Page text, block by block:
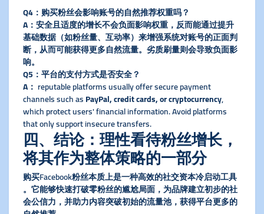
​Q4：购买粉丝会影响账号的自然推荐权重吗？​
​A​ ​：安全且适度的增长不会负面影响权重，反而能通过提升
基础数据（如粉丝量、互动率）来增强系统对账号的正面判
断，从而可能获得更多自然流量。劣质刷量则会导致负面影
响。
​Q5：平台的支付方式是否安全？​
​A​ ​： reputable platforms usually offer secure payment
channels such as ​​PayPal, credit cards, or cryptocurrency​​,
which protect users' financial information. Avoid platforms
that only support insecure transfers.
​四、结论：理性看待粉丝增长，
将其作为整体策略的一部分​
购买Facebook粉丝本质上是一种​​高效的社交资本冷启动工具​
。它能够快速打破零粉丝的尴尬局面，为品牌建立初步的社
会公信力，并助力内容突破初始的流量池，获得平台更多的